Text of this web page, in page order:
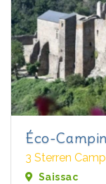
Éco-
3 Sterren
Saissac